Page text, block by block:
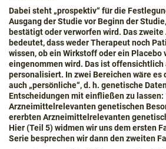
Dabei steht „prospektiv“ für die
Ausgang der Studie vor Beginn der
bestätigt oder verworfen wird. Das
bedeutet, dass weder Therapeut noch
wissen, ob ein Wirkstoff oder ein Placebo
eingenommen wird. Das ist offensichtlich
personalisiert. In zwei Bereichen wäre es
auch „persönliche“, d. h. genetische
Entscheidungen mit einfließen zu lassen:
Arzneimittelrelevanten genetischen
ererbten Arzneimittelrelevanten
Hier (Teil 5) widmen wir uns dem ersten
Serie besprechen wir dann den zweiten